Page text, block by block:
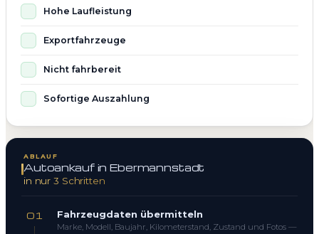
Hohe Laufleistung
Exportfahrzeuge
Nicht fahrbereit
Sofortige Auszahlung
ABLAUF
Autoankauf in Ebermannstadt
in nur 3 Schritten
01 Fahrzeugdaten übermitteln
Marke, Modell, Baujahr, Kilometerstand, Zustand und Fotos —